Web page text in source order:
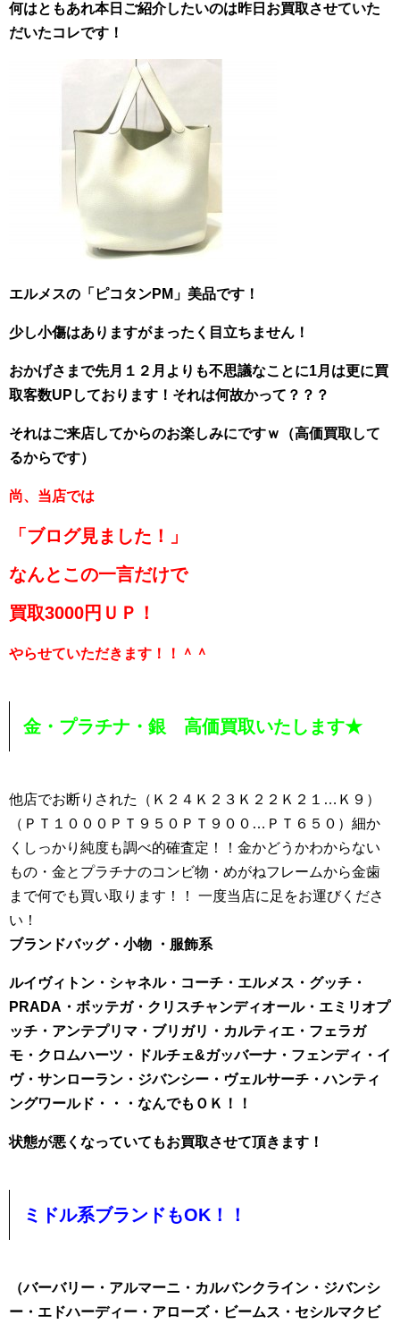
何はともあれ本日ご紹介したいのは昨日お買取させていた
だいたコレです！
エルメスの「ピコタンPM」美品です！
少し小傷はありますがまったく目立ちません！
おかげさまで先月１２月よりも不思議なことに1月は更に買
取客数UPしております！それは何故かって？？？
それはご来店してからのお楽しみにですｗ（高価買取して
るからです）
尚、当店では
「ブログ見ました！」
なんとこの一言だけで
買取3000円ＵＰ！
やらせていただきます！！＾＾
金・ プラチナ ・ 銀 高価買取いたします★
他店でお断りされた（Ｋ２４Ｋ２３Ｋ２２Ｋ２１…Ｋ９）
（ＰＴ１０００ＰＴ９５０ＰＴ９００…ＰＴ６５０）細か
くしっかり純度も調べ的確査定！！金かどうかわからない
もの・金とプラチナのコンビ物・めがねフレームから金歯
まで何でも買い取ります！！ 一度当店に足をお運びくださ
い！
ブランドバッグ・小物 ・服飾系
ルイヴィトン・シャネル・コーチ・エルメス・グッチ・
PRADA・ボッテガ・クリスチャンディオール・エミリオプ
ッチ・アンテプリマ・ブリガリ・カルティエ・フェラガ
モ・クロムハーツ・ドルチェ&ガッバーナ・フェンディ・イ
ヴ・サンローラン・ジバンシー ・ヴェルサーチ・ハンティ
ングワールド・・・なんでもＯＫ！！
状態が悪くなっていてもお買取させて頂きます！
ミドル系ブランドもOK！！
（バーバリー・アルマーニ・カルバンクライン・ジバンシ
ー・エドハーディー・アローズ・ビームス・セシルマクビ